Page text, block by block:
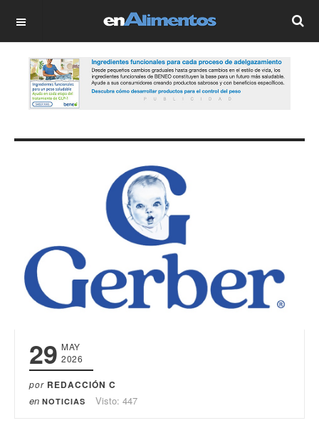
OFF CANVAS
29 MAY
2026
por REDACCIÓN C
en NOTICIAS Visto: 447